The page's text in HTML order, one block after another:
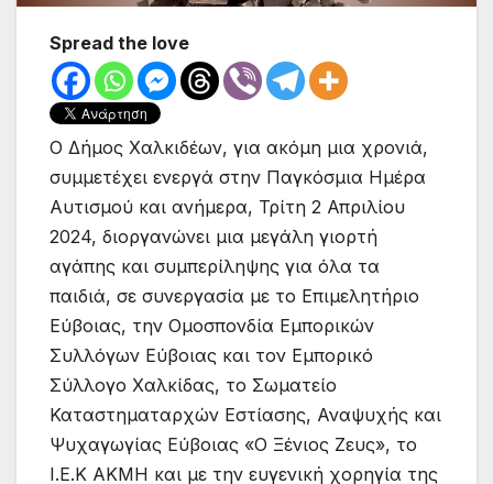
Spread the love
Ο Δήμος Χαλκιδέων, για ακόμη μια χρονιά,
συμμετέχει ενεργά στην Παγκόσμια Ημέρα
Αυτισμού και ανήμερα, Τρίτη 2 Απριλίου
2024, διοργανώνει μια μεγάλη γιορτή
αγάπης και συμπερίληψης για όλα τα
παιδιά, σε συνεργασία με το Επιμελητήριο
Εύβοιας, την Ομοσπονδία Εμπορικών
Συλλόγων Εύβοιας και τον Εμπορικό
Σύλλογο Χαλκίδας, το Σωματείο
Καταστηματαρχών Εστίασης, Αναψυχής και
Ψυχαγωγίας Εύβοιας «Ο Ξένιος Ζευς», το
Ι.Ε.Κ ΑΚΜΗ και με την ευγενική χορηγία της